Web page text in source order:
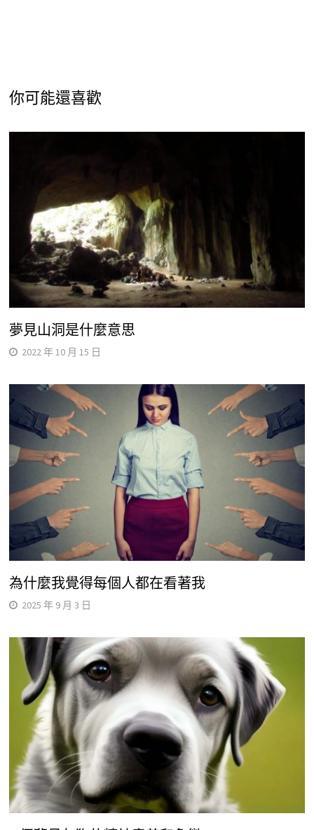
你可能還喜歡
夢見山洞是什麼意思
2022 年 10 月 15 日
為什麼我覺得每個人都在看著我
2025 年 9 月 3 日